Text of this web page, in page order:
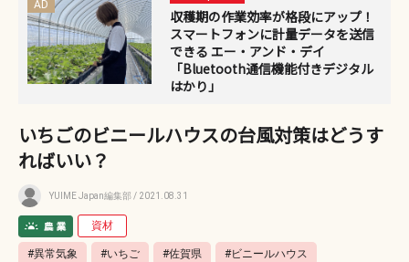
AD
収穫期の作業効率が格段にアップ！
スマートフォンに計量データを送信
できる エー・アンド・デイ
「Bluetooth通信機能付きデジタル
はかり」
いちごのビニールハウスの台風対策はどうす
ればいい？
YUIME Japan編集部 / 2021.08.31
資材
#異常気象 #いちご #佐賀県 #ビニールハウス